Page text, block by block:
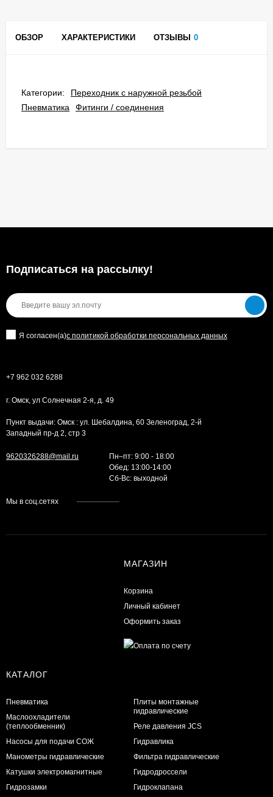
ОБЗОР ХАРАКТЕРИСТИКИ ОТЗЫВЫ 0
Категории:
Переходник с наружной резьбой
Пневматика
Фитинги / соединения
Подписаться на рассылкy!
Я согласен(a)с политикой обработки персональных данных
+7 962 032 6288
г. Омск, ул Солнечная 2-я, д. 49
Пункт выдачи: Омск : ул. Шебалдина, 60 Зеленоград, 2-й
Западный пр-д 2, стр 3
9620326288@mail.ru
Пн–пт: 9:00 - 18:00
Обед: 13:00-14:00
Cб-Вс: выходной
Мы в соц.сетях
МАГАЗИН
Корзина
Личный кабинет
Оформить заказ
КАТАЛОГ
Пневматика
Маслоохладители
(теплообменник)
Насосы для подачи СОЖ
Манометры гидравлические
Катушки электромагнитные
Гидрозамки
Плиты монтажные
гидравлические
Реле давления JCS
Гидравлика
Фильтра гидравлические
Гидродроссели
Гидроклапана